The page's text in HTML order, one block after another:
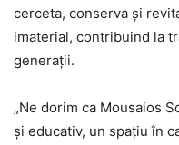
cerceta, conserva și
imaterial, contribuind la
generații.
„Ne dorim ca Mousaios
și educativ, un spațiu în